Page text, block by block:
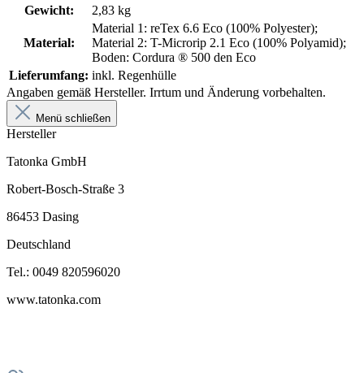
Gewicht:
2,83 kg
Material:
Material 1: reTex 6.6 Eco (100% Polyester);
Material 2: T-Microrip 2.1 Eco (100% Polyamid);
Boden: Cordura ® 500 den Eco
Lieferumfang: inkl. Regenhülle
Angaben gemäß Hersteller. Irrtum und Änderung vorbehalten.
Menü schließen
Hersteller
Tatonka GmbH
Robert-Bosch-Straße 3
86453 Dasing
Deutschland
Tel.: 0049 820596020
www.tatonka.com